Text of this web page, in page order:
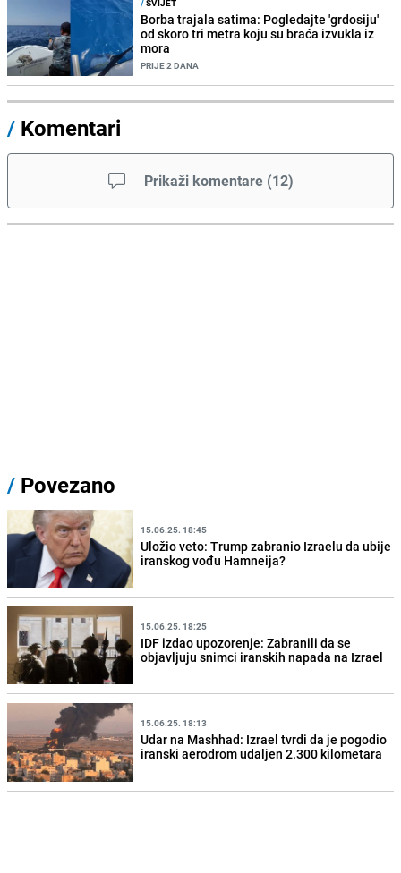
/SVIJET
Borba trajala satima: Pogledajte 'grdosiju'
od skoro tri metra koju su braća izvukla iz
mora
PRIJE 2 DANA
/ Komentari
Prikaži komentare (12)
/ Povezano
15.06.25. 18:45
Uložio veto: Trump zabranio Izraelu da ubije
iranskog vođu Hamneija?
15.06.25. 18:25
IDF izdao upozorenje: Zabranili da se
objavljuju snimci iranskih napada na Izrael
15.06.25. 18:13
Udar na Mashhad: Izrael tvrdi da je pogodio
iranski aerodrom udaljen 2.300 kilometara